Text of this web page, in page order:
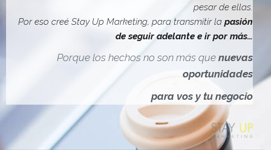
A
V
G
I
Ó
N
pesar de ellas.
Por eso creé Stay Up Marketing, para transmitir la pasión
de seguir adelante e ir por más…
Porque los hechos no son más que nuevas
oportunidades
para vos y tu negocio